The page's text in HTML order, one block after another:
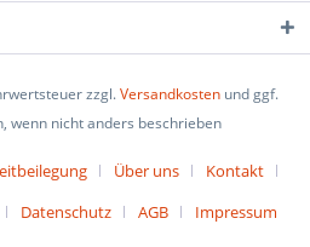
zzgl.Versandkosten und ggf.
wenn nicht anders beschrieben
Über uns
Kontakt
Datenschutz AGB Impressum